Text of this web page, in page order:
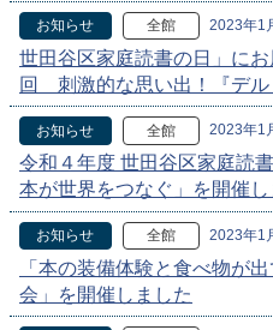
お知らせ 全館 2023年1
世田谷区家庭読書の日」に
回 刺激的な思い出！『デ
お知らせ 全館 2023年1
令和４年度 世田谷区家庭読
本が世界をつなぐ」を開催し
お知らせ 全館 2023年1
「本の装備体験と食べ物が
会」を開催しました